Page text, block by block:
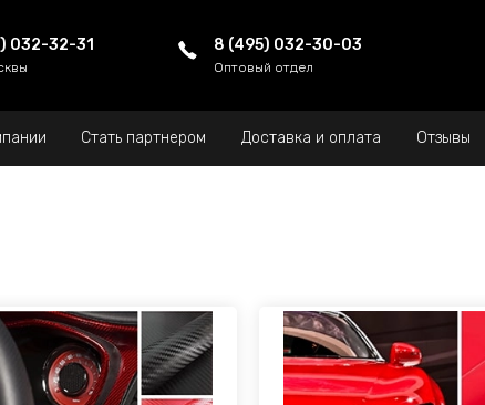
032-32-31 8 (495) 032-30-03
Оптовый отдел
Стать партнером Доставка и оплата Отзывы